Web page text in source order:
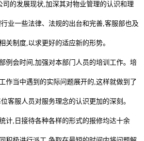
的发展现状,加深其对物业管理的认识和理
业一些法律、法规的出台和完善,客服部也及
关制度,以求更好的适应新的形势。
会时间,加强对本部门人员的培训工作。培
作当中遇到的实际问题展开的,这样就做到了
客服人员对服务理念的认识更加的深刻。
,日接待各种各样的形式的报修均达十余